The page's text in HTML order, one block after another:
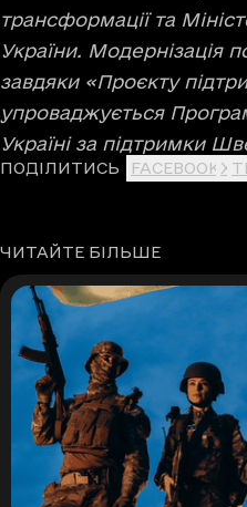
трансформації та
України. Модернізація
завдяки «Проєкту
упроваджується
Україні за підтримки
ПОДІЛИТИСЬ FACEBOOK X
ЧИТАЙТЕ БІЛЬШЕ